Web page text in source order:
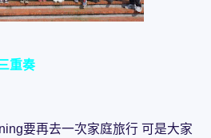
重奏
要再去一次家庭旅行 可是大家